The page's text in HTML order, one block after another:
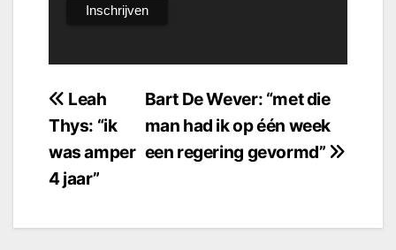
Bericht
navigatie
Bart De Wever: “met die
man had ik op één week
een regering gevormd”
Leah
Thys: “ik
was amper
4 jaar”